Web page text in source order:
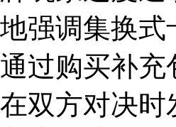
地强调集换式
通过购买补
在双方对决时